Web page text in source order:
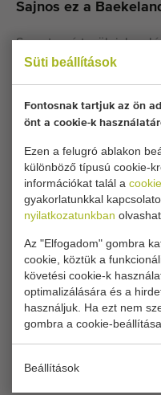
Süti beállítások
Fontosnak tartjuk az ön
önt a cookie-k
Ezen a felugró ablakon
különböző típusú cookie-
információkat talál a cookie
gyakorlatunkkal
nyilatkozatunkban olvashat.
Az "Elfogadom" gombra
cookie, köztük a
követési cookie-k
optimalizálására és a
használjuk. Ha ezt nem
gombra a cookie-
Beállítások
Sajnos ez a
Szeretne értesülni, ha
Póréhagyma mosó és
Jelenlegi cookie-
COOKIE-
Típus
Póréhagyma mosó és
Márka
Baekelandt
Termékcsoport
Mosógépek